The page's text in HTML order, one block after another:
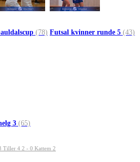
(78) Futsal kvinner runde 5 (43)
3 (65)
Tiller 4 2 - 0 Kattem 2